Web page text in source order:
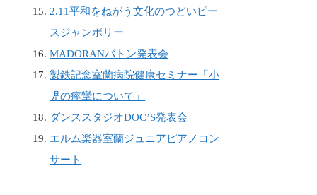
2.11平和をねがう文化のつどいピー
スジャンボリー
MADORANバトン発表会
製鉄記念室蘭病院健康セミナー「小
児の痙攣について」
ダンススタジオDOC’S発表会
エルム楽器室蘭ジュニアピアノコン
サート